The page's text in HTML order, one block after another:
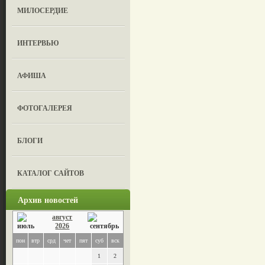
МИЛОСЕРДИЕ
ИНТЕРВЬЮ
АФИША
ФОТОГАЛЕРЕЯ
БЛОГИ
КАТАЛОГ САЙТОВ
Архив новостей
август
2026
пон втр срд чет пят суб вск
1 2